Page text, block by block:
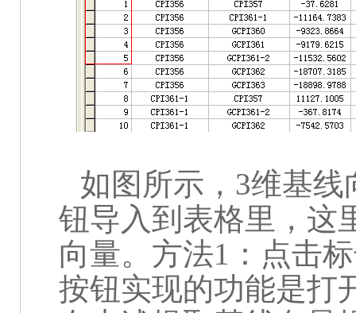
如图所示， 3维基线
钮导入到表格里，这
向量。方法1 ：点击
按钮实现的功能是打